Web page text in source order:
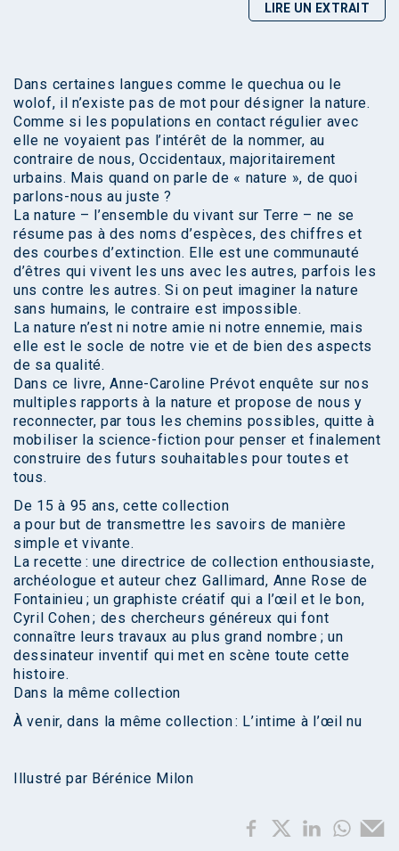
LIRE UN EXTRAIT
Dans certaines langues comme le quechua ou le
wolof, il n’existe pas de mot pour désigner la nature.
Comme si les populations en contact régulier avec
elle ne voyaient pas l’intérêt de la nommer, au
contraire de nous, Occidentaux, majoritairement
urbains. Mais quand on parle de « nature », de quoi
parlons-nous au juste ?
La nature – l’ensemble du vivant sur Terre – ne se
résume pas à des noms d’espèces, des chiffres et
des courbes d’extinction. Elle est une communauté
d’êtres qui vivent les uns avec les autres, parfois les
uns contre les autres. Si on peut imaginer la nature
sans humains, le contraire est impossible.
La nature n’est ni notre amie ni notre ennemie, mais
elle est le socle de notre vie et de bien des aspects
de sa qualité.
Dans ce livre, Anne-Caroline Prévot enquête sur nos
multiples rapports à la nature et propose de nous y
reconnecter, par tous les chemins possibles, quitte à
mobiliser la science-fiction pour penser et finalement
construire des futurs souhaitables pour toutes et
tous.
De 15 à 95 ans, cette collection
a pour but de transmettre les savoirs de manière
simple et vivante.
La recette : une directrice de collection enthousiaste,
archéologue et auteur chez Gallimard, Anne Rose de
Fontainieu ; un graphiste créatif qui a l’œil et le bon,
Cyril Cohen ; des chercheurs généreux qui font
connaître leurs travaux au plus grand nombre ; un
dessinateur inventif qui met en scène toute cette
histoire.
Dans la même collection
À venir, dans la même collection : L’intime à l’œil nu
Illustré par Bérénice Milon